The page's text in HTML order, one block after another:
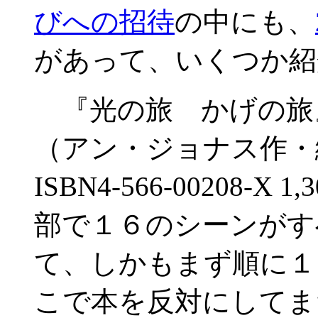
びへの招待の中にも、
があって、いくつか
『光の旅 かげの旅
（アン・ジョナス
ISBN4-566-00208-X
部で１６のシーンが
て、しかもまず順に
こで本を反対にして